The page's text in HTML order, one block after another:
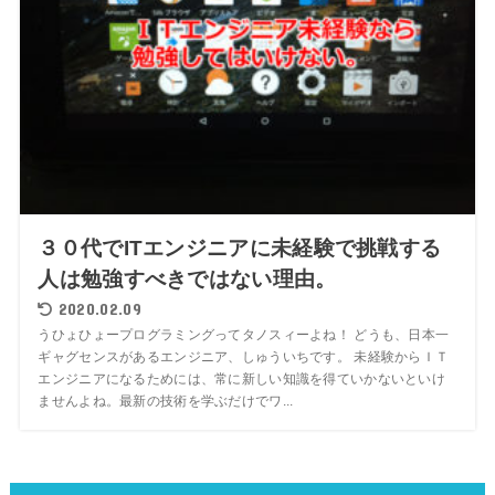
３０代でITエンジニアに未経験で挑戦する
人は勉強すべきではない理由。
2020.02.09
うひょひょープログラミングってタノスィーよね！ どうも、日本一
ギャグセンスがあるエンジニア、しゅういちです。 未経験からＩＴ
エンジニアになるためには、常に新しい知識を得ていかないといけ
ませんよね。最新の技術を学ぶだけでワ...